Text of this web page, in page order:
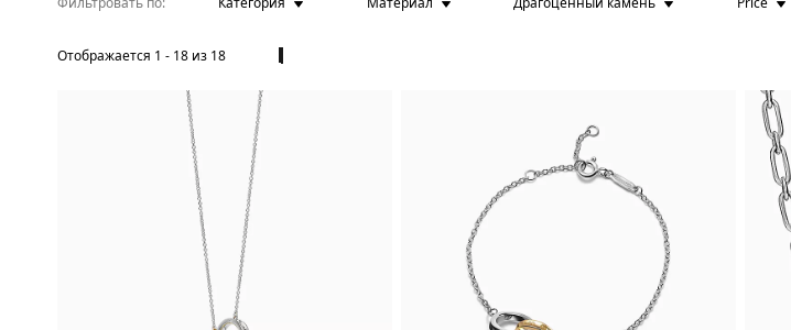
Отображается 1 - 18 из 18